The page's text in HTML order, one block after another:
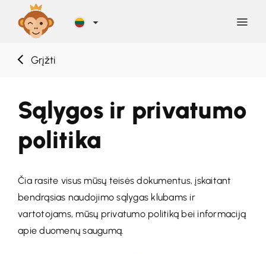
Atrasti
Tinklaraštis
Pagalba
Kontaktas
Registracija
Grįžti
Sąlygos ir privatumo
politika
Čia rasite visus mūsų teisės dokumentus, įskaitant
bendrąsias naudojimo sąlygas klubams ir
vartotojams, mūsų privatumo politiką bei informaciją
apie duomenų saugumą.